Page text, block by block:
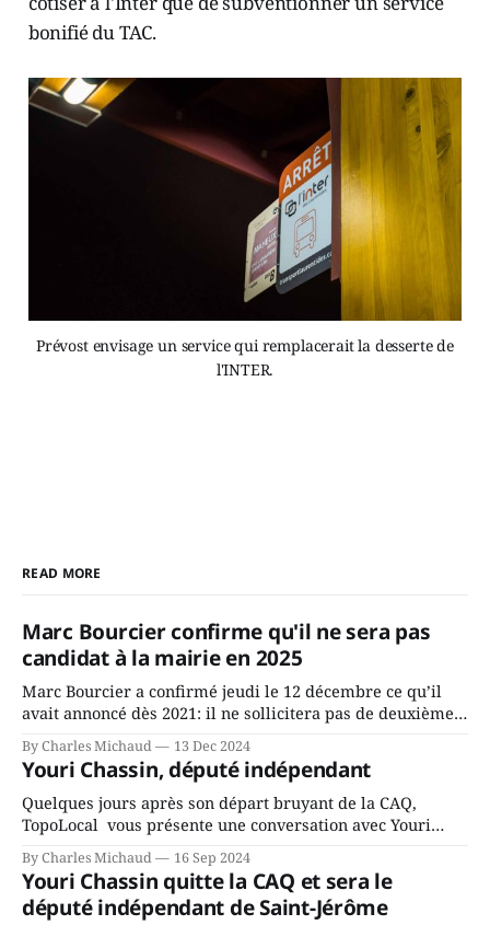
bonifié du TAC.
Prévost envisage un service qui remplacerait la desserte de
l'INTER.
READ MORE
Marc Bourcier confirme qu'il ne sera pas
candidat à la mairie en 2025
Marc Bourcier a confirmé jeudi le 12 décembre ce qu’il
avait annoncé dès 2021: il ne sollicitera pas de deuxième
mandat à titre de maire de Saint-Jérôme. Bourcier en a
fait l’annonce en s’adressant aux employés de la ville,
rassemblés en soirée pour leur traditionnel souper
By Charles Michaud 13 Dec 2024
Youri Chassin, député indépendant
Quelques jours après son départ bruyant de la CAQ,
TopoLocal vous présente une conversation avec Youri
Chassin. Nous avons causé de sa décision. Y songeait-il
depuis longtemps? Sera-t-il candidat indépendant dans 2
ans? Joindrait-il un autre parti, par exemple les
conservateurs d’Éric Duhaime? Que lui
By Charles Michaud 16 Sep 2024
Youri Chassin quitte la CAQ et sera le
député indépendant de Saint-Jérôme